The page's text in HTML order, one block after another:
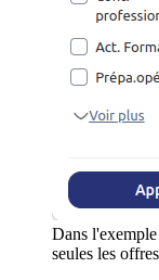
Dans
seules les